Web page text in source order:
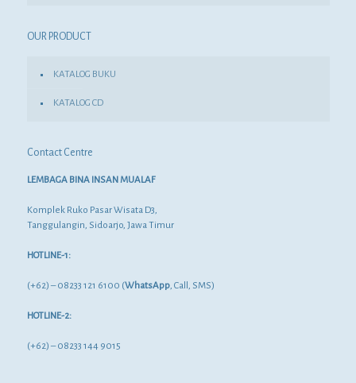
OUR PRODUCT
KATALOG BUKU
KATALOG CD
Contact Centre
LEMBAGA BINA INSAN MUALAF
Komplek Ruko Pasar Wisata D3,
Tanggulangin, Sidoarjo, Jawa Timur
HOTLINE-1:
(+62) – 08233 121 6100 (WhatsApp, Call, SMS)
HOTLINE-2:
(+62) – 08233 144 9015